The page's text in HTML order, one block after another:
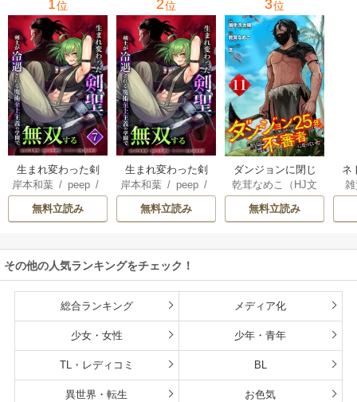
復讐＆『ざま
ぁ！』します！
1位
生まれ変わった剣
聖、剣士が冷遇さ
れる魔術至上主義
の学園で無双する
岸本和葉/ peep/
染野静也/
/taskey STUDI
無料立読み
2位
生まれ変わった剣
聖、剣士が冷遇さ
れる魔術至上主義
の学園で無双する
岸本和葉/ peep/
染野静也/
/taskey STUDI
無料立読み
3位
ダンジョンに閉じ
込められて25年。
救出されたときに
は立派な不審者に
版】
乾茸なめこ（HJ文
庫／ホビージャパ
ン刊）/御手洗太
無料立読み
ネ
界
こ
その他の人気ランキングをチェック！
総合ランキング メディア化
少女・女性 少年・青年
TL・レディコミ BL
異世界・転生 お色気